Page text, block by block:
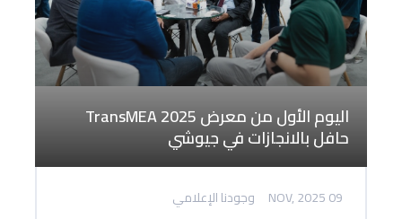
اليوم الأول من معرض TransMEA 2025
حافل بالانجازات في جيوشي
09 NOV, 2025 وجودنا الإعلامي